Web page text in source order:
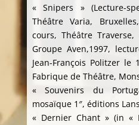
« Snipers » (Lecture-
Théâtre Varia,
cours, Théâtre
Groupe Aven,1997,
Jean-François Politzer le
Fabrique de Théâtre,
« Souvenirs du
mosaïque 1″, éditions
« Dernier Chant » (in «